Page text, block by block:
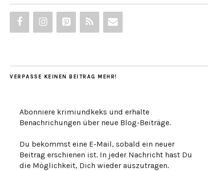
VERPASSE KEINEN BEITRAG MEHR!
Abonniere krimiundkeks und erhalte
Benachrichungen über neue Blog-Beiträge.
Du bekommst eine E-Mail, sobald ein neuer
Beitrag erschienen ist. In jeder Nachricht hast Du
die Möglichkeit, Dich wieder auszutragen.